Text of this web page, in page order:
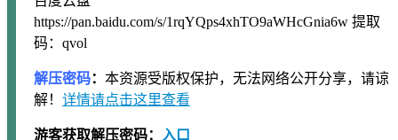
https://pan.baidu.com/s/1rqYQps4xhTO9aWHcGnia6w 提取
码：qvol
解压密码： 本资源受版权保护，无法网络公开分享，请谅
解！ 详情请点击这里查看
游客获取解压密码： 入口